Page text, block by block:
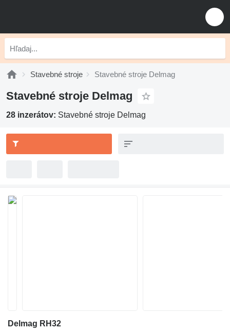
Stavebné stroje Stavebné stroje Delmag
Stavebné stroje Delmag
28 inzerátov: Stavebné stroje Delmag
Delmag RH32